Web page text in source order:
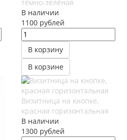
тёмно-зелёная
В наличии
1100 рублей
В корзину
В корзине
Визитница на кнопке,
красная горизонтальная
В наличии
1300 рублей